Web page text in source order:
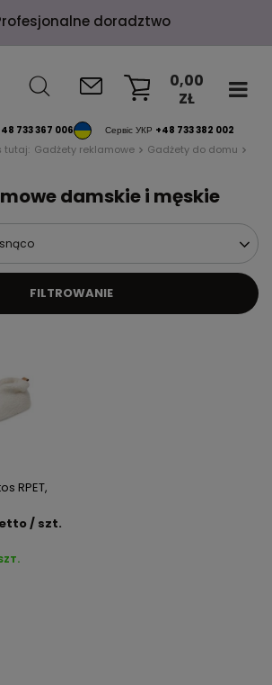
doradztwo
733 367 006 Сервіс УКР +48 733 382 002
0,00
ZŁ
tutaj: Gadżety reklamowe Gadżety do domu
damskie i męskie
FILTROWANIE
RPET,
/ szt.